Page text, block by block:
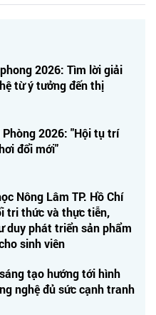
2026: Tìm lời giải
từ ý tưởng đến thị
Phòng 2026: "Hội tụ trí
đổi mới"
Nông Lâm TP. Hồ Chí
tri thức và thực tiễn,
duy phát triển sản phẩm
sinh viên
tạo hướng tới hình
nghệ đủ sức cạnh tranh